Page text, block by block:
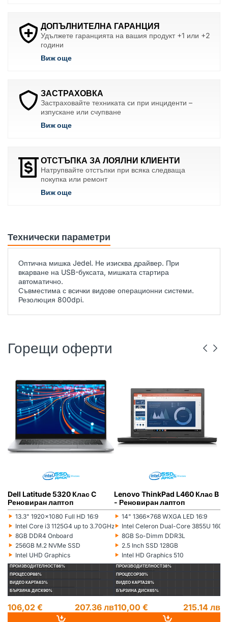
ДОПЪЛНИТЕЛНА ГАРАНЦИЯ
Удължете гаранцията на вашия продукт +1 или +2
години
Виж още
ЗАСТРАХОВКА
Застраховайте техниката си при инциденти –
изпускане или счупване
Виж още
ОТСТЪПКА ЗА ЛОЯЛНИ КЛИЕНТИ
Натрупвайте отстъпки при всяка следваща
покупка или ремонт
Виж още
Технически параметри
Оптична мишка Jedel. Не изисква драйвер. При
вкарване на USB-буксата, мишката стартира
автоматично.
Съвместима с всички видове операционни системи.
Резолюция 800dpi.
Горещи оферти
Dell Latitude 5320 Клас C
Реновиран лаптоп
‣
Монитор:
13.3" 1920x1080 Full HD 16:9
‣
Процесор:
Intel Core i3 1125G4 up to 3.70GHz 8MB
‣
Рам памет:
8GB DDR4 Onboard
‣
Хард диск:
256GB M.2 NVMe SSD
‣
Видеокарта:
Intel UHD Graphics
ПРОИЗВОДИТЕЛНОСТ86%
ПРОЦЕСОР88%
ВИДЕО КАРТА63%
БЪРЗИНА ДИСК90%
106,02 € 207.36 лв
Lenovo ThinkPad L460 Клас B
- Реновиран лаптоп
‣
Монитор:
14" 1366x768 WXGA LED 16:9
‣
Процесор:
Intel Celeron Dual-Core 3855U
‣
Рам памет:
8GB So-Dimm DDR3L
‣
Хард диск:
2.5 Inch SSD 128GB
‣
Видеокарта:
Intel HD Graphics 510
ПРОИЗВОДИТЕЛНОСТ38%
ПРОЦЕСОР30%
ВИДЕО КАРТА28%
БЪРЗИНА ДИСК65%
110,00 € 215.14 лв